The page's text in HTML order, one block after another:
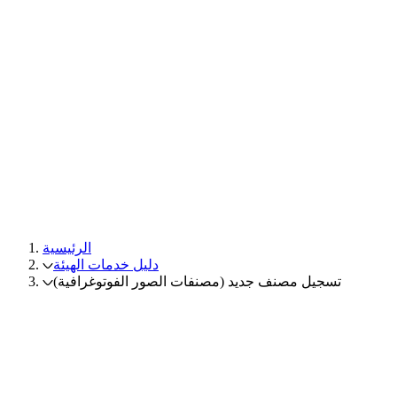
الرئيسية
دليل خدمات الهيئة
تسجيل مصنف جديد (مصنفات الصور الفوتوغرافية)